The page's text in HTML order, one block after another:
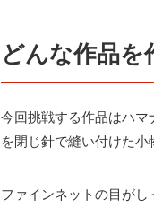
どんな作品を
今回挑戦する作品はハ
を閉じ針で縫い付けた小
ファインネットの目が